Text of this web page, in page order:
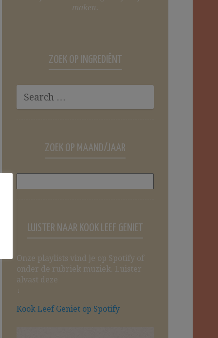
maken.
ZOEK OP INGREDIËNT
ZOEK OP MAAND/JAAR
LUISTER NAAR KOOK LEEF GENIET
Onze playlists vind je op Spotify of
onder de rubriek muziek. Luister
alvast deze
↓
Kook Leef Geniet op Spotify